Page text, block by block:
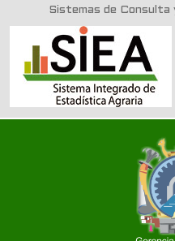
Sistemas de Consulta